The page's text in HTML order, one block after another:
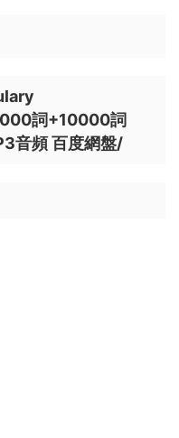
詞+10000詞
音頻 百度網盤/